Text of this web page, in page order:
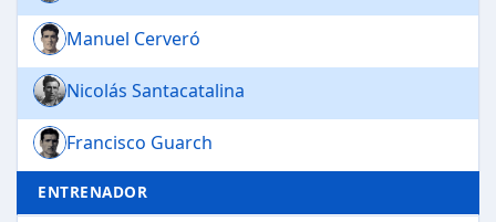
Manuel Cerveró
Nicolás Santacatalina
Francisco Guarch
ENTRENADOR